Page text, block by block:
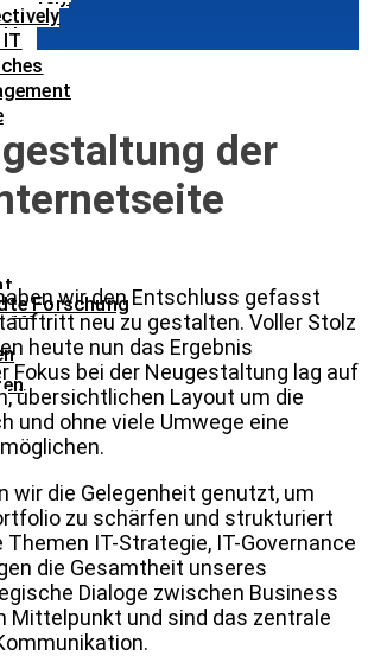
IT
Forschung
der
wir den Entschluss gefasst
neu zu gestalten. Voller Stolz
heute nun das Ergebnis
Fokus bei der Neugestaltung lag auf
übersichtlichen Layout um die
und ohne viele Umwege eine
wir die Gelegenheit genutzt, um
zu schärfen und strukturiert
Themen IT-Strategie, IT-Governance
die Gesamtheit unseres
Dialoge zwischen Business
Mittelpunkt und sind das zentrale